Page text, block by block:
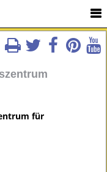
für